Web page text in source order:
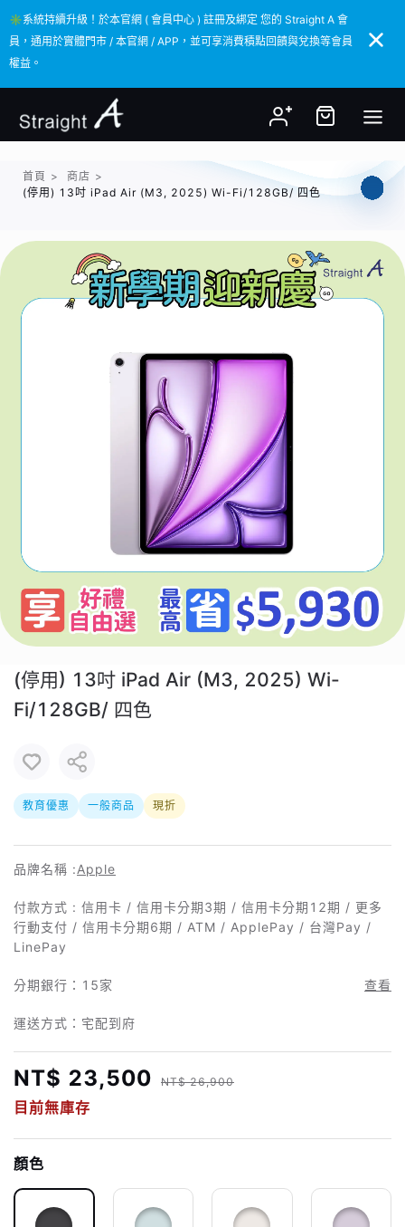
✳️系統持續升級！於本官網 ( 會員中心 ) 註冊及綁定 您的 Straight A 會
員，通用於實體門市 / 本官網 / APP，並可享消費積點回饋與兌換等會員
權益。
✳️系統持續升級！於本官網 ( 會員中心 ) 註冊及綁定 您的 Straight A 會
員，通用於實體門市 / 本官網 / APP，並可享消費積點回饋與兌換等會員
權益。
首頁 > 商店 >
(停用) 13吋 iPad Air (M3, 2025) Wi-Fi/128GB/ 四色
(停用) 13吋 iPad Air (M3, 2025) Wi-
Fi/128GB/ 四色
教育優惠 一般商品 現折
品牌名稱 :Apple
付款方式 : 信用卡 / 信用卡分期3期 / 信用卡分期12期 / 更多
行動支付 / 信用卡分期6期 / ATM / ApplePay / 台灣Pay /
LinePay
分期銀行： 15家 查看
運送方式：宅配到府
NT$ 23,500 NT$ 26,900
目前無庫存
顏色